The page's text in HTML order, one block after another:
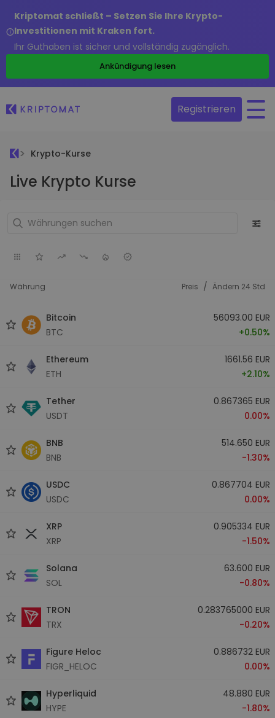
Kriptomat schließt – Setzen Sie Ihre Krypto-
Investitionen mit Kraken fort.
Ihr Guthaben ist sicher und vollständig zugänglich.
Ankündigung lesen
Registrieren
Krypto-Kurse
Live Krypto Kurse
Währung Preis / Ändern 24 Std
Bitcoin
BTC
56093.00 EUR
+0.50%
Ethereum
ETH
1661.56 EUR
+2.10%
Tether
USDT
0.867365 EUR
0.00%
BNB
BNB
514.650 EUR
-1.30%
USDC
USDC
0.867704 EUR
0.00%
XRP
XRP
0.905334 EUR
-1.50%
Solana
SOL
63.600 EUR
-0.80%
TRON
TRX
0.283765000 EUR
-0.20%
Figure Heloc
FIGR_HELOC
0.886732 EUR
0.00%
Hyperliquid
HYPE
48.880 EUR
-1.80%